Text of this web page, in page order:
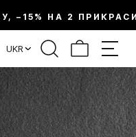
–15% НА 2
UKR